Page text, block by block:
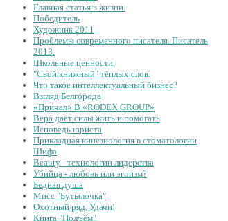
Главная статья в жизни.
Победитель
Художник 2011
Проблемы современного писателя. Писатель
2013.
Школьные ценности.
"Свой книжный" тёплых слов.
Что такое интеллектуальный бизнес?
Взгляд Белгорода
«Причал» В «RODEX GROUP»
Вера даёт силы жить и помогать
Исповедь юриста
Прикладная кинезиология в стоматологии
Шифа
Beauty– технологии лидерства
Убийца - любовь или эгоизм?
Бедная душа
Мисс "Бутылочка"
Охотный ряд, Удачи!
Книга "Подъём"